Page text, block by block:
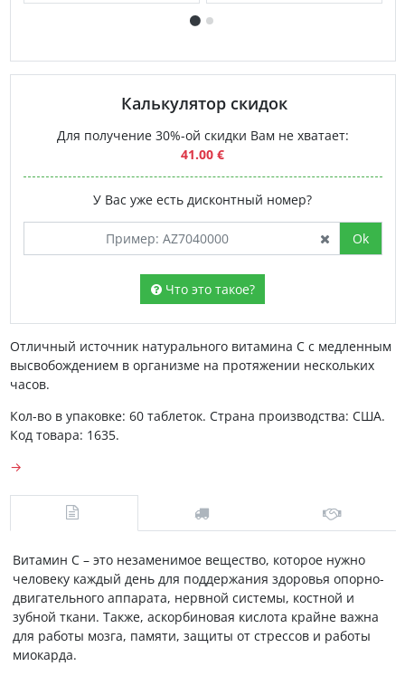
Калькулятор скидок
Для получение 30%-ой скидки Вам не хватает:
41.00 €
У Вас уже есть дисконтный номер?
Ok
Что это такое?
Отличный источник натурального витамина С с медленным
высвобождением в организме на протяжении нескольких
часов.
Кол-во в упаковке: 60 таблеток. Страна производства: США.
Код товара: 1635.
→
Витамин С – это незаменимое вещество, которое нужно
человеку каждый день для поддержания здоровья опорно-
двигательного аппарата, нервной системы, костной и
зубной ткани. Также, аскорбиновая кислота крайне важна
для работы мозга, памяти, защиты от стрессов и работы
миокарда.